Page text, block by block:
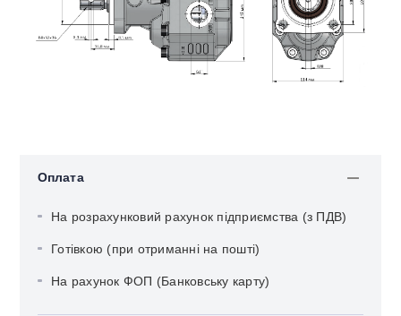
Оплата
На розрахунковий рахунок підприємства (з ПДВ)
Готівкою (при отриманні на пошті)
На рахунок ФОП (Банковську карту)